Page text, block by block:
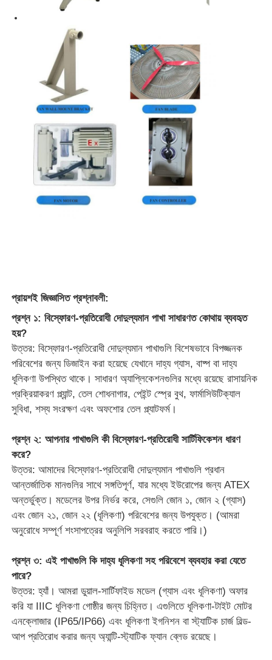
বিস্ফোরণ প্রতিরোধী বাক্স
বিস্ফোরণ প্রমাণ সুইচ
বিস্ফোরণ প্রতিরোধী ক্যাবল গ্রন্থি
বিস্ফোরণ প্রমাণ প্লাগ এবং সকেট
প্রায়শই জিজ্ঞাসিত প্রশ্নাবলী:
প্রশ্ন ১: বিস্ফোরণ-প্রতিরোধী দোদুল্যমান পাখা সাধারণত কোথায় ব্যবহৃত
হয়?
উত্তর: বিস্ফোরণ-প্রতিরোধী দোদুল্যমান পাখাগুলি বিশেষভাবে বিপজ্জনক
পরিবেশের জন্য ডিজাইন করা হয়েছে যেখানে দাহ্য গ্যাস, বাষ্প বা দাহ্য
ধূলিকণা উপস্থিত থাকে। সাধারণ অ্যাপ্লিকেশনগুলির মধ্যে রয়েছে রাসায়নিক
প্রক্রিয়াকরণ প্ল্যান্ট, তেল শোধনাগার, পেইন্ট স্প্রে বুথ, ফার্মাসিউটিক্যাল
সুবিধা, শস্য সংরক্ষণ এবং অফশোর তেল প্ল্যাটফর্ম।
প্রশ্ন ২: আপনার পাখাগুলি কী বিস্ফোরণ-প্রতিরোধী সার্টিফিকেশন ধারণ
করে?
উত্তর: আমাদের বিস্ফোরণ-প্রতিরোধী দোদুল্যমান পাখাগুলি প্রধান
আন্তর্জাতিক মানগুলির সাথে সঙ্গতিপূর্ণ, যার মধ্যে ইউরোপের জন্য ATEX
অন্তর্ভুক্ত। মডেলের উপর নির্ভর করে, সেগুলি জোন ১, জোন ২ (গ্যাস)
এবং জোন ২১, জোন ২২ (ধূলিকণা) পরিবেশের জন্য উপযুক্ত। (আমরা
অনুরোধে সম্পূর্ণ শংসাপত্রের অনুলিপি সরবরাহ করতে পারি।)
প্রশ্ন ৩: এই পাখাগুলি কি দাহ্য ধূলিকণা সহ পরিবেশে ব্যবহার করা যেতে
পারে?
উত্তর: হ্যাঁ। আমরা ডুয়াল-সার্টিফাইড মডেল (গ্যাস এবং ধূলিকণা) অফার
করি যা IIIC ধূলিকণা গোষ্ঠীর জন্য চিহ্নিত। এগুলিতে ধূলিকণা-টাইট মোটর
এনক্লোজার (IP65/IP66) এবং ধূলিকণা ইগনিশন বা স্ট্যাটিক চার্জ বিল্ড-
আপ প্রতিরোধ করার জন্য অ্যান্টি-স্ট্যাটিক ফ্যান ব্লেড রয়েছে।